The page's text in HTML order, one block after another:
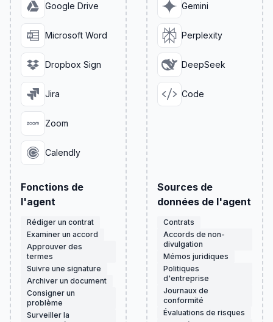
Google Drive
Microsoft Word
Dropbox Sign
Jira
Zoom
Calendly
Fonctions de
l'agent
Rédiger un contrat
Examiner un accord
Approuver des
termes
Suivre une signature
Archiver un document
Consigner un
problème
Surveiller la
Gemini
Perplexity
DeepSeek
Code
Sources de
données de l'agent
Contrats
Accords de non-
divulgation
Mémos juridiques
Politiques
d'entreprise
Journaux de
conformité
Évaluations de risques